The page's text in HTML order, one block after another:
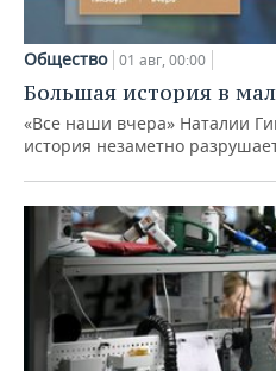
Общество 01 авг, 00:00
Большая история в
«Все наши вчера» Наталии
история незаметно